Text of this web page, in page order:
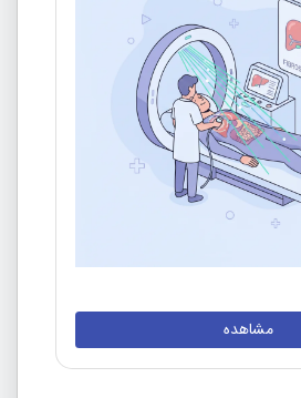
مشاهده